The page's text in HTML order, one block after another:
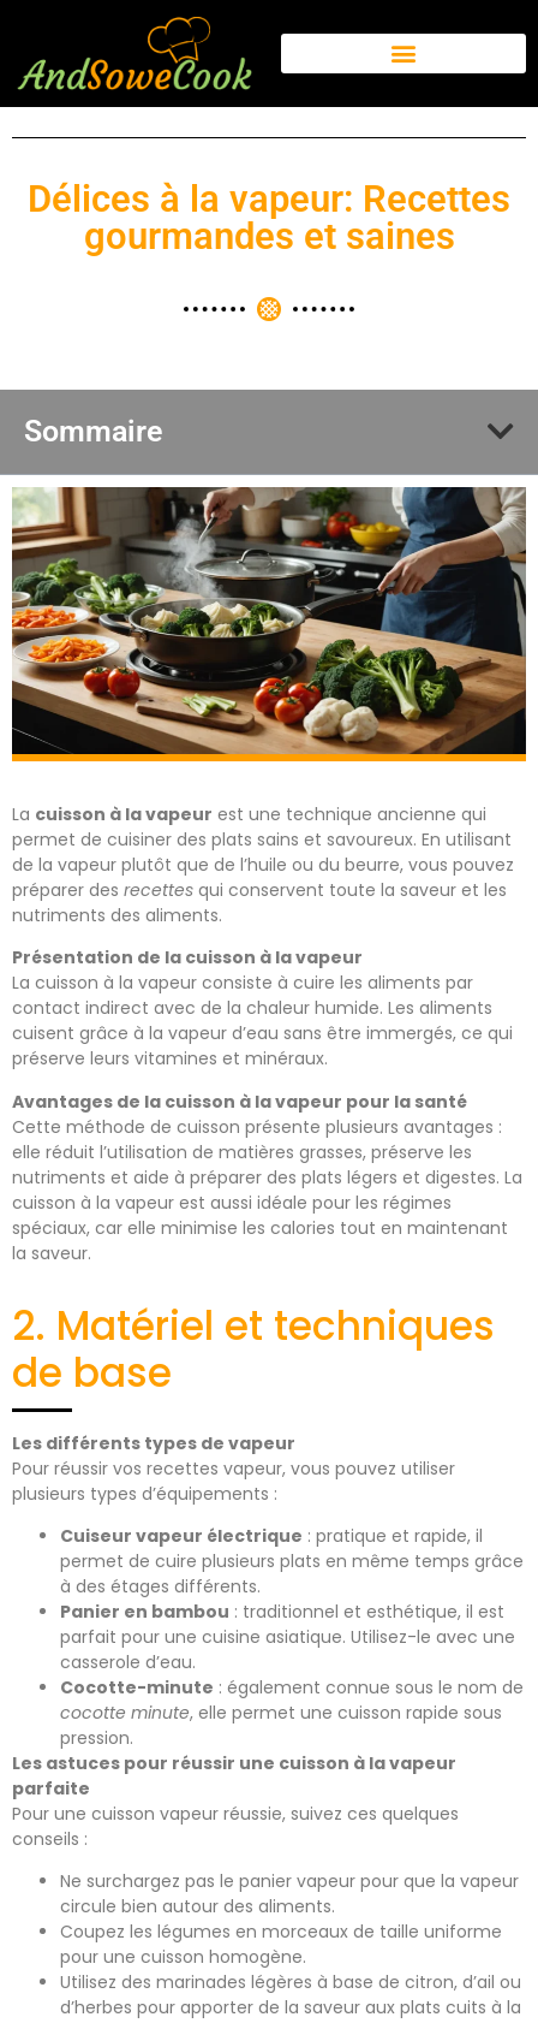
Délices à la vapeur: Recettes
gourmandes et saines
Sommaire
La cuisson à la vapeur est une technique ancienne qui
permet de cuisiner des plats sains et savoureux. En utilisant
de la vapeur plutôt que de l’huile ou du beurre, vous pouvez
préparer des recettes qui conservent toute la saveur et les
nutriments des aliments.
Présentation de la cuisson à la vapeur
La cuisson à la vapeur consiste à cuire les aliments par
contact indirect avec de la chaleur humide. Les aliments
cuisent grâce à la vapeur d’eau sans être immergés, ce qui
préserve leurs vitamines et minéraux.
Avantages de la cuisson à la vapeur pour la santé
Cette méthode de cuisson présente plusieurs avantages :
elle réduit l’utilisation de matières grasses, préserve les
nutriments et aide à préparer des plats légers et digestes. La
cuisson à la vapeur est aussi idéale pour les régimes
spéciaux, car elle minimise les calories tout en maintenant
la saveur.
2. Matériel et techniques
de base
Les différents types de vapeur
Pour réussir vos recettes vapeur, vous pouvez utiliser
plusieurs types d’équipements :
Cuiseur vapeur électrique : pratique et rapide, il
permet de cuire plusieurs plats en même temps grâce
à des étages différents.
Panier en bambou : traditionnel et esthétique, il est
parfait pour une cuisine asiatique. Utilisez-le avec une
casserole d’eau.
Cocotte-minute : également connue sous le nom de
cocotte minute, elle permet une cuisson rapide sous
pression.
Les astuces pour réussir une cuisson à la vapeur
parfaite
Pour une cuisson vapeur réussie, suivez ces quelques
conseils :
Ne surchargez pas le panier vapeur pour que la vapeur
circule bien autour des aliments.
Coupez les légumes en morceaux de taille uniforme
pour une cuisson homogène.
Utilisez des marinades légères à base de citron, d’ail ou
d’herbes pour apporter de la saveur aux plats cuits à la